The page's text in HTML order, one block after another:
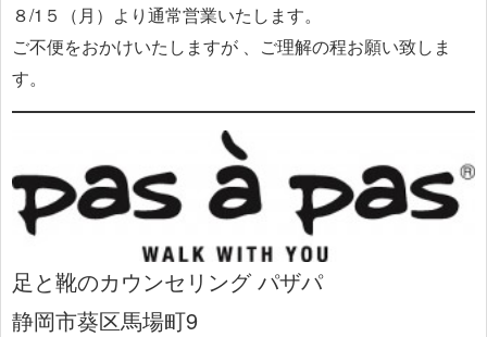
８/1５（月）より通常営業いたします。
ご不便をおかけいたしますが 、ご理解の程お願い致しま
す。
足と靴のカウンセリング パザパ
静岡市葵区馬場町9